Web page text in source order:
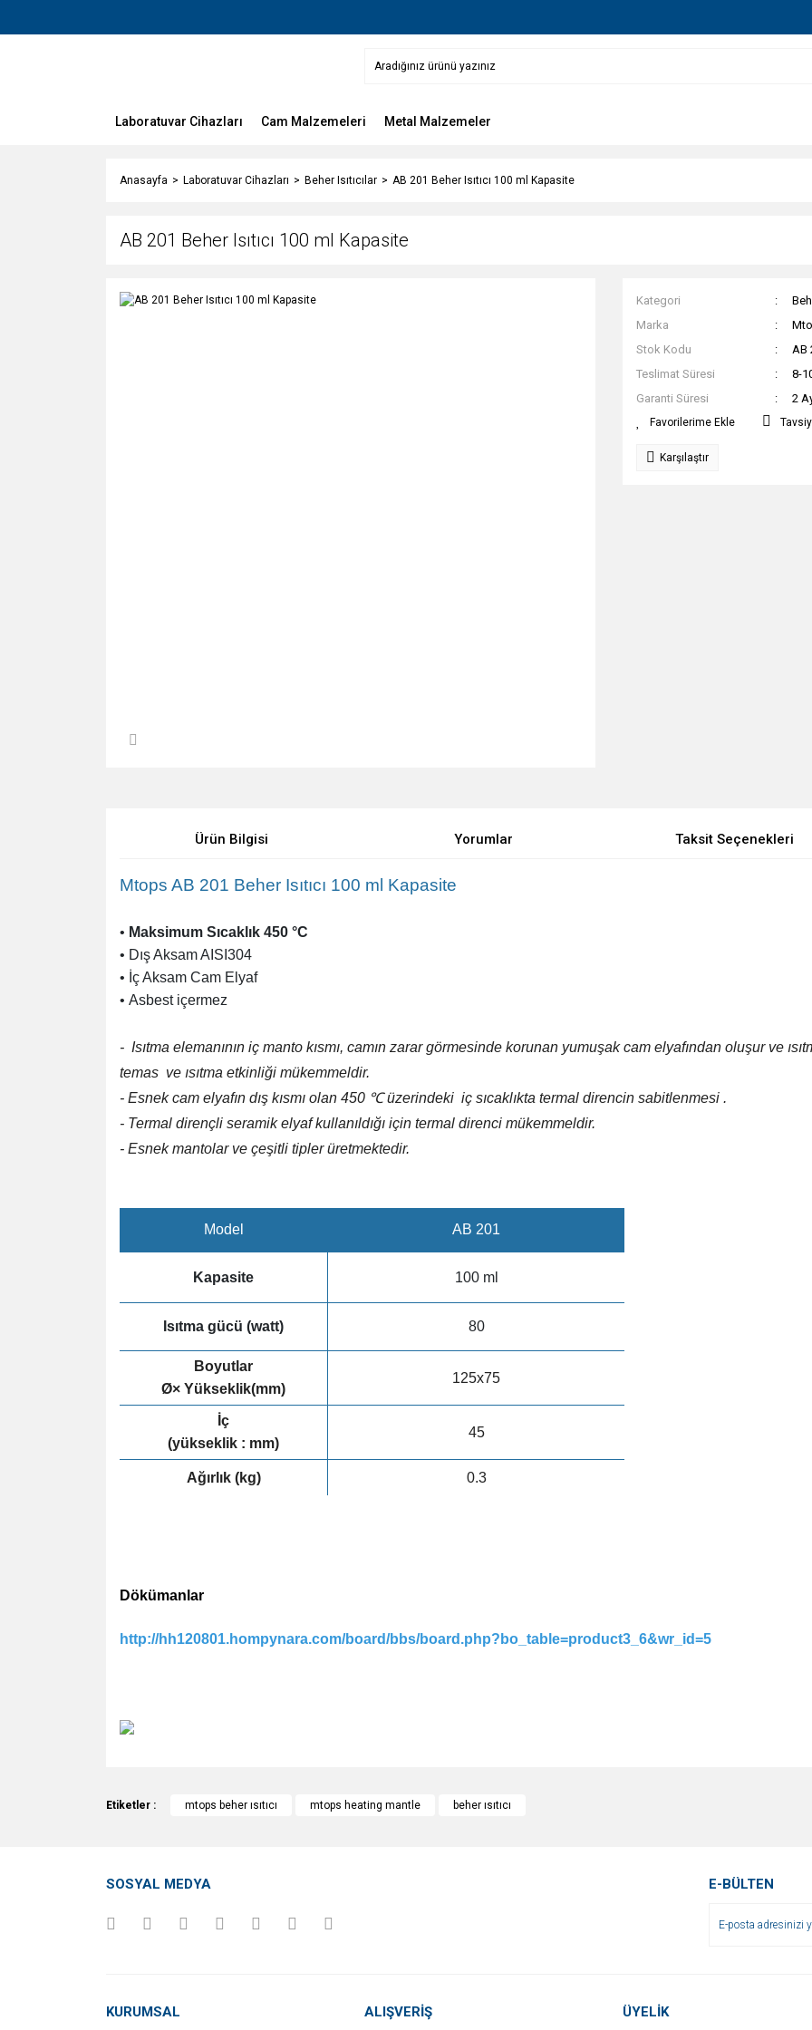
Laboratuvar Cihazları Cam Malzemeleri Metal Malzemeler
Anasayfa Laboratuvar Cihazları Beher Isıtıcılar AB 201 Beher Isıtıcı 100 ml Kapasite
AB 201 Beher Isıtıcı 100 ml Kapasite
Kategori
Marka
Stok Kodu
AB
Teslimat Süresi
8-
Garanti Süresi
2
Karşılaştır
Ürün Bilgisi Yorumlar Taksit Seçenekleri
Mtops AB 201 Beher Isıtıcı 100 ml Kapasite
• Maksimum Sıcaklık 450 °C
• Dış Aksam AISI304
• İç Aksam Cam Elyaf
• Asbest içermez
- Isıtma elemanının iç manto kısmı, camın zarar görmesinde korunan yumuşak cam elyafından oluşur ve
temas ve ısıtma etkinliği mükemmeldir.
- Esnek cam elyafın dış kısmı olan 450 ℃ üzerindeki iç sıcaklıkta termal direncin sabitlenmesi .
- Termal dirençli seramik elyaf kullanıldığı için termal direnci mükemmeldir.
- Esnek mantolar ve çeşitli tipler üretmektedir.
Model AB 201
Kapasite 100 ml
Isıtma gücü (watt) 80
Boyutlar
Ø× Yükseklik(mm)
125x75
İç
(yükseklik : mm)
45
Ağırlık (kg) 0.3
Dökümanlar
http://hh120801.hompynara.com/board/bbs/board.php?bo_table=product3_6&wr_id=5
Ürün bilgilerinde hatalar bulunuyor.
Etiketler : mtops beher ısıtıcı mtops heating mantle beher ısıtıcı
SOSYAL MEDYA E-BÜLTEN
KURUMSAL ALIŞVERİŞ ÜYELİK